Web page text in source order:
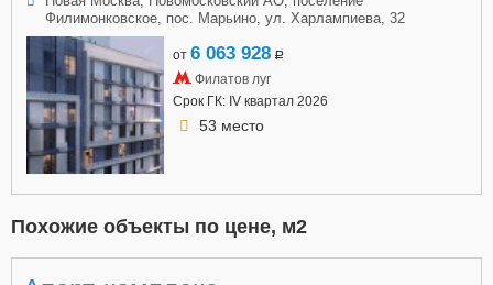
Филимонковское, пос. Марьино, ул. Харлампиева, 32
от 6 063 928 a
Филатов луг
Срок ГК: IV квартал 2026
53 место
Похожие объекты по цене, м2